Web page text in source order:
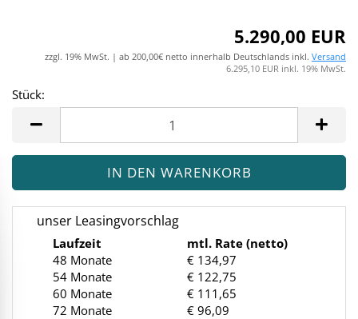
5.290,00 EUR
zzgl. 19% MwSt. | ab 200,00€ netto innerhalb Deutschlands inkl. Versand
6.295,10 EUR inkl. 19% MwSt.
Stück:
unser Leasingvorschlag
Laufzeit
mtl. Rate (netto)
48 Monate
€ 134,97
54 Monate
€ 122,75
60 Monate
€ 111,65
72 Monate
€ 96,09